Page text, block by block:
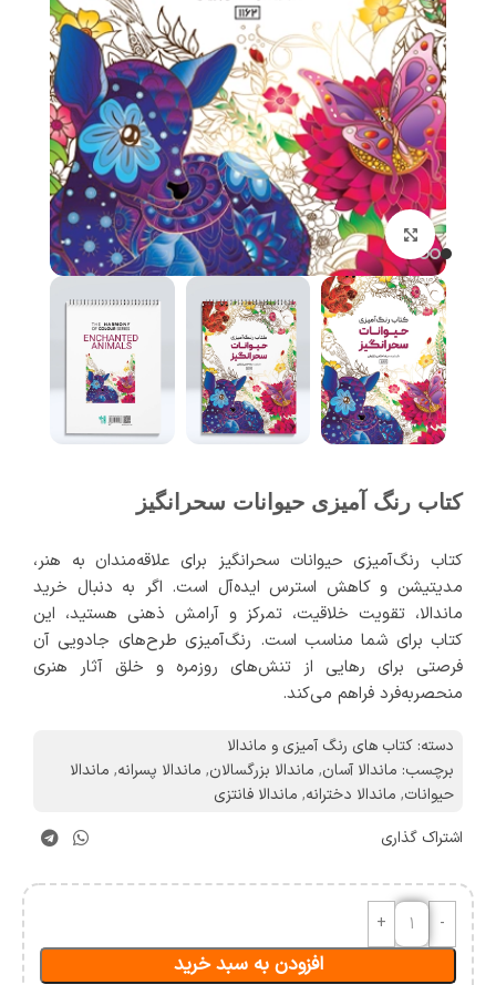
برای بزرگنمایی کلیک کنید
کتاب رنگ آمیزی حیوانات سحرانگیز
کتاب رنگ‌آمیزی حیوانات سحرانگیز برای علاقه‌مندان به هنر،
مدیتیشن و کاهش استرس ایده‌آل است. اگر به دنبال خرید
ماندالا، تقویت خلاقیت، تمرکز و آرامش ذهنی هستید، این
کتاب برای شما مناسب است. رنگ‌آمیزی طرح‌های جادویی آن
فرصتی برای رهایی از تنش‌های روزمره و خلق آثار هنری
منحصربه‌فرد فراهم می‌کند.
دسته: کتاب های رنگ آمیزی و ماندالا
برچسب: ماندالا آسان, ماندالا بزرگسالان, ماندالا پسرانه, ماندالا
حیوانات, ماندالا دخترانه, ماندالا فانتزی
اشتراک گذاری
افزودن به سبد خرید